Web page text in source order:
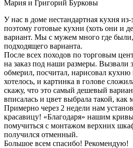
Мария и Григорий Бурковы
У нас в доме нестандартная кухня
поэтому готовые кухни (хоть они и
вариант. Мы с мужем много где
подходящего варианта.
После всех походов по торговым
на заказ под наши размеры. Вызвали
обмерил, посчитал, нарисовал кухню
хотелось, и картинка в голове
скажу, что это самый дешевый
вписалась и цвет выбрала такой, как
Примерно через 2 недели нам
красавицу! «Благодаря» нашим
помучиться с монтажом верхних
получился отменный.
Большое всем спасибо! Рекомендую!